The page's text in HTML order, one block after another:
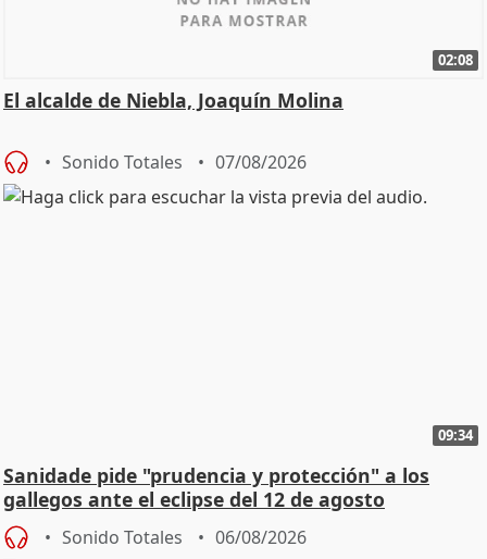
02:08
El alcalde de Niebla, Joaquín Molina
Sonido Totales 07/08/2026
09:34
Sanidade pide "prudencia y protección" a los
gallegos ante el eclipse del 12 de agosto
Sonido Totales 06/08/2026